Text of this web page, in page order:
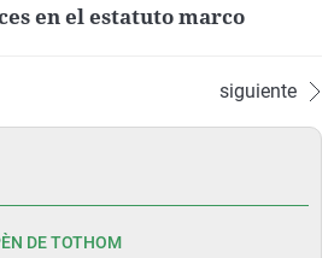
en el estatuto marco
siguiente
DE TOTHOM